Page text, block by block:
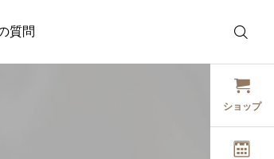
質問
ショップ